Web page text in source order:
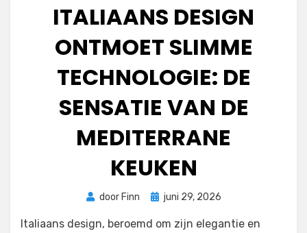
ITALIAANS DESIGN
ONTMOET SLIMME
TECHNOLOGIE: DE
SENSATIE VAN DE
MEDITERRANE
KEUKEN
door Finn
Geplaatst
juni 29, 2026
Italiaans design, beroemd om zijn elegantie en